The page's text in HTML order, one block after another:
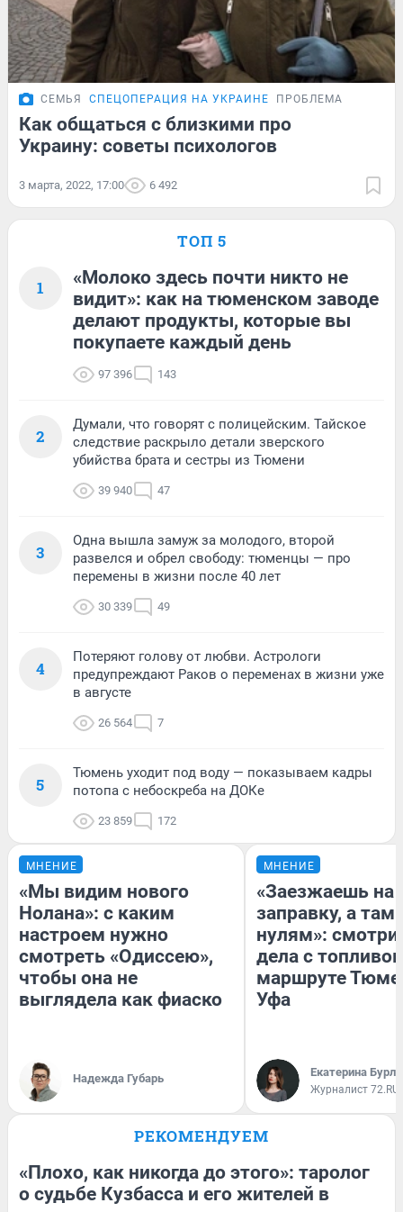
СЕМЬЯ СПЕЦОПЕРАЦИЯ НА УКРАИНЕ ПРОБЛЕМА
Как общаться с близкими про
Украину: советы психологов
3 марта, 2022, 17:00 6 492
ТОП 5
1
«Молоко здесь почти никто не
видит»: как на тюменском заводе
делают продукты, которые вы
покупаете каждый день
97 396 143
2
Думали, что говорят с полицейским. Тайское
следствие раскрыло детали зверского
убийства брата и сестры из Тюмени
39 940 47
3
Одна вышла замуж за молодого, второй
развелся и обрел свободу: тюменцы — про
перемены в жизни после 40 лет
30 339 49
4
Потеряют голову от любви. Астрологи
предупреждают Раков о переменах в жизни уже
в августе
26 564 7
5
Тюмень уходит под воду — показываем кадры
потопа с небоскреба на ДОКе
23 859 172
МНЕНИЕ
«Мы видим нового
Нолана»: с каким
настроем нужно
смотреть «Одиссею»,
чтобы она не
выглядела как фиаско
Надежда Губарь
МНЕНИЕ
«Заезжаешь на
заправку, а там
нулям»:
дела с
маршруте
Уфа
Екатерина
Журналист 72.RU
РЕКОМЕНДУЕМ
«Плохо, как никогда до этого»: таролог
о судьбе Кузбасса и его жителей в